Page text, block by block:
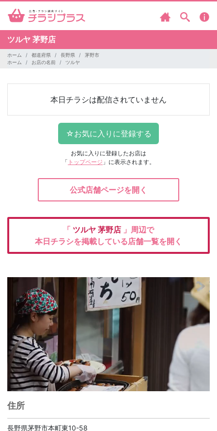
ツルヤ 茅野店
ホーム 都道府県 長野県
茅野市
ホーム
お店の名前 ツルヤ
本日チラシは配信されていません
お気に入りに登録したお店は
「 トップページ 」に表示されます。
公式店舗ページを開く
「 ツルヤ 茅野店 」周辺で
本日チラシを掲載している店舗一覧を開く
住所
長野県茅野市本町東10-58